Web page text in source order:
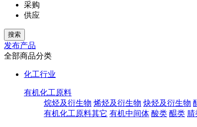
采购
供应
发布产品
全部商品分类
化工行业
有机化工原料
烷烃及衍生物 烯烃及衍生物 炔烃及衍生物
有机化工原料其它 有机中间体 酸类 醌类 腈